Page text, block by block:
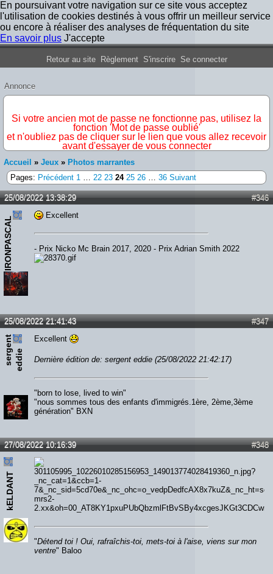
En poursuivant votre navigation sur ce site vous acceptez
l'utilisation de cookies destinés à vous offrir un meilleur service
ou encore à réaliser des analyses de fréquentation du site
En savoir plus J'accepte
Forum Iron Maiden France
Retour au site Règlement S'inscrire Se connecter
Annonce
Si votre ancien mot de passe ne fonctionne pas, utilisez la
fonction 'Mot de passe oublié'
et n'oubliez pas de cliquer sur le lien que vous allez recevoir
avant d'essayer de vous connecter
Accueil » Jeux » Photos marrantes
Pages: Précédent 1 … 22 23 24 25 26 … 36 Suivant
#346
25/08/2022 13:38:29
IRONPASCAL
Excellent
- Prix Nicko Mc Brain 2017, 2020 - Prix Adrian Smith 2022
#347
25/08/2022 21:41:43
s
e
rg
e
n
t
e
d
d
ie
Excellent
Dernière édition de: sergent eddie (25/08/2022 21:42:17)
"born to lose, lived to win"
"nous sommes tous des enfants d'immigrés.1ère, 2ème,3ème
génération" BXN
#348
27/08/2022 10:16:39
kELDANT
"Détend toi ! Oui, rafraîchis-toi, mets-toi à l'aise, viens sur mon
ventre" Baloo